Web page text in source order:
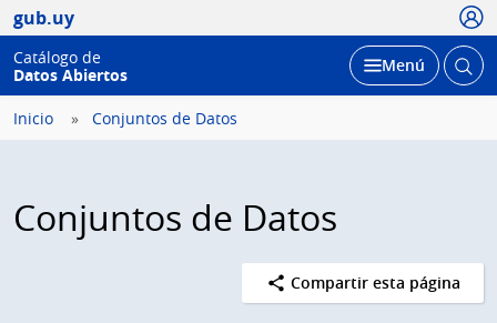
gub.uy
Catálogo de
Datos Abiertos
Desplegar
Menú Abrir
Inicio Conjuntos de Datos
Conjuntos de Datos
Compartir esta página